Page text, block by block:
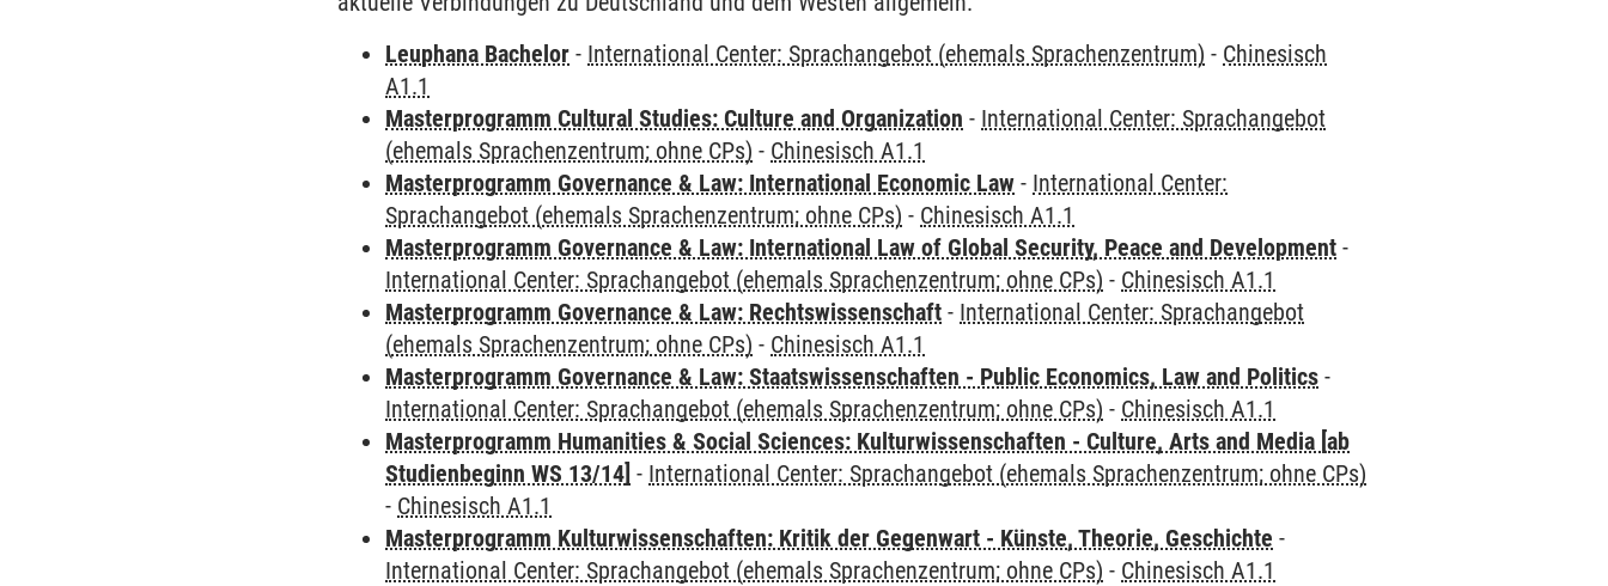
Leuphana Bachelor - International Center: Sprachangebot (ehemals Sprachenzentrum) - Chinesisch
A1.1
Masterprogramm Cultural Studies: Culture and Organization - International Center: Sprachangebot
(ehemals Sprachenzentrum; ohne CPs) - Chinesisch A1.1
Masterprogramm Governance & Law: International Economic Law - International Center:
Sprachangebot (ehemals Sprachenzentrum; ohne CPs) - Chinesisch A1.1
Masterprogramm Governance & Law: International Law of Global Security, Peace and Development -
International Center: Sprachangebot (ehemals Sprachenzentrum; ohne CPs) - Chinesisch A1.1
Masterprogramm Governance & Law: Rechtswissenschaft - International Center: Sprachangebot
(ehemals Sprachenzentrum; ohne CPs) - Chinesisch A1.1
Masterprogramm Governance & Law: Staatswissenschaften - Public Economics, Law and Politics -
International Center: Sprachangebot (ehemals Sprachenzentrum; ohne CPs) - Chinesisch A1.1
Masterprogramm Humanities & Social Sciences: Kulturwissenschaften - Culture, Arts and Media [ab
Studienbeginn WS 13/14] - International Center: Sprachangebot (ehemals Sprachenzentrum; ohne CPs)
- Chinesisch A1.1
Masterprogramm Kulturwissenschaften: Kritik der Gegenwart - Künste, Theorie, Geschichte -
International Center: Sprachangebot (ehemals Sprachenzentrum; ohne CPs) - Chinesisch A1.1